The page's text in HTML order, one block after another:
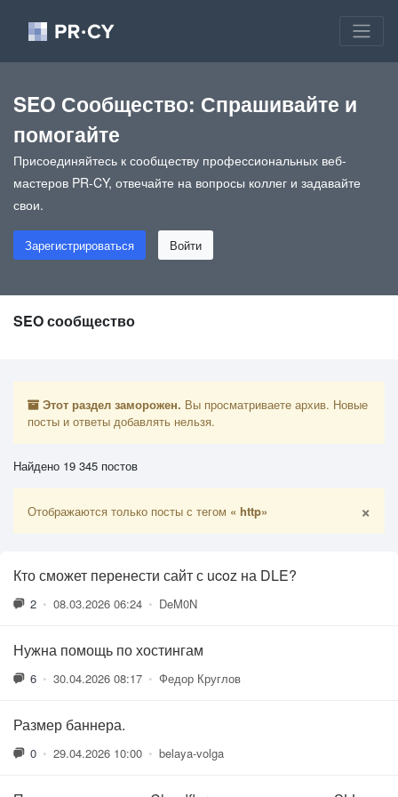
SEO Сообщество: Спрашивайте и
помогайте
Присоединяйтесь к сообществу профессиональных веб-
мастеров PR-CY, отвечайте на вопросы коллег и задавайте
свои.
Зарегистрироваться Войти
SEO сообщество
Этот раздел заморожен. Вы просматриваете архив. Новые
посты и ответы добавлять нельзя.
Найдено 19 345 постов
Отображаются только посты с тегом « http» ×
Кто сможет перенести сайт с ucoz на DLE?
2 • 08.03.2026 06:24 • DeM0N
Нужна помощь по хостингам
6 • 30.04.2026 08:17 • Федор Круглов
Размер баннера.
0 • 29.04.2026 10:00 • belaya-volga